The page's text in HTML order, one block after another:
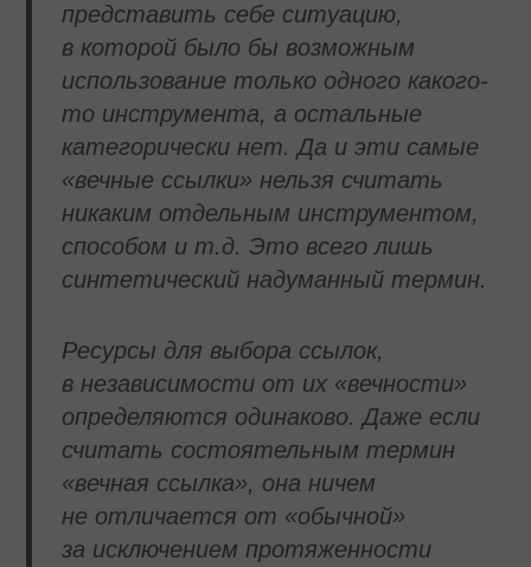
представить себе ситуацию,
в которой было бы возможным
использование только одного какого-
то инструмента, а остальные
категорически нет. Да и эти самые
«вечные ссылки» нельзя считать
никаким отдельным инструментом,
способом и т.д. Это всего лишь
синтетический надуманный термин.
Ресурсы для выбора ссылок,
в независимости от их «вечности»
определяются одинаково. Даже если
считать состоятельным термин
«вечная ссылка», она ничем
не отличается от «обычной»
за исключением протяженности